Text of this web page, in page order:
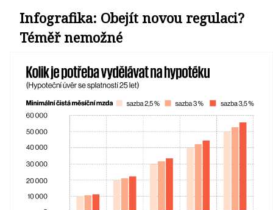
Infografika: Obejít novou regulaci?
Téměř nemožné